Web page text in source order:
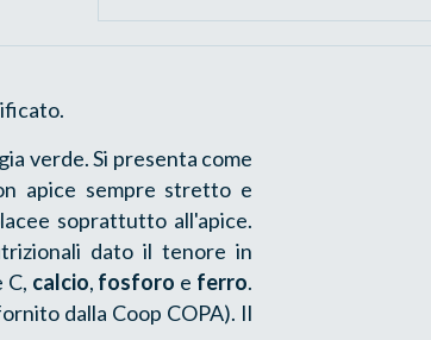
verde. Si presenta come
apice sempre stretto e
soprattutto all'apice.
dato il tenore in
C, calcio, fosforo e ferro.
dalla Coop COPA). Il